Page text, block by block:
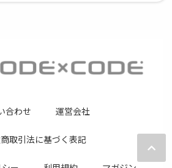
合わせ 運営会社
取引法に基づく表記